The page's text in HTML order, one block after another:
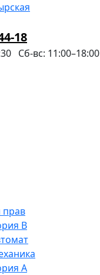
18
Сб-вс: 11:00–18:00
прав
B
A